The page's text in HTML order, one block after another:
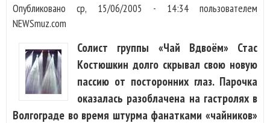
Опубликованоср, 15/06/2005 - 14:34пользователем
NEWSmuz.com
Солист группы «Чай Вдвоём» Стас
Костюшкин долго скрывал свою новую
пассию от посторонних глаз. Парочка
оказалась разоблачена на гастролях в
Волгограде во время штурма фанатками «чайников»